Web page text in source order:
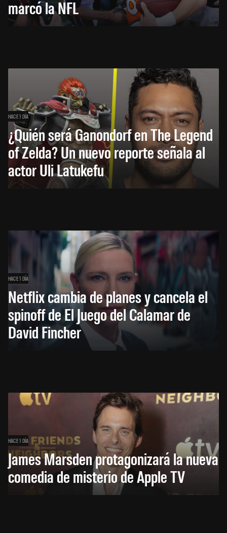
marcó la NFL
HACE 1 DÍA
¿Quién será Ganondorf en The Legend
of Zelda? Un nuevo reporte señala al
actor Uli Latukefu
HACE 1 DÍA
Netflix cambia de planes y cancela el
spinoff de El Juego del Calamar de
David Fincher
HACE 1 DÍA
James Marsden protagonizará la nueva
comedia de misterio de Apple TV